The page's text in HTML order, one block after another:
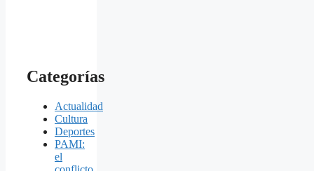
Categorías
Actualidad
Cultura
Deportes
PAMI:
el